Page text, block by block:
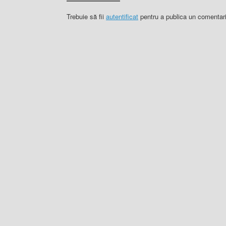
Trebuie să fii autentificat pentru a publica un